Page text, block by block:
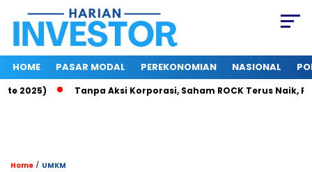
HOME PASAR MODAL PEREKONOMIAN NASIONAL
Tanpa Aksi Korporasi, Saham ROCK Terus Naik,
Home / UMKM